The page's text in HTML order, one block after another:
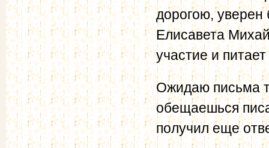
дорогою, уверен
Елисавета
участие и
Ожидаю письма
обещаешься
получил еще